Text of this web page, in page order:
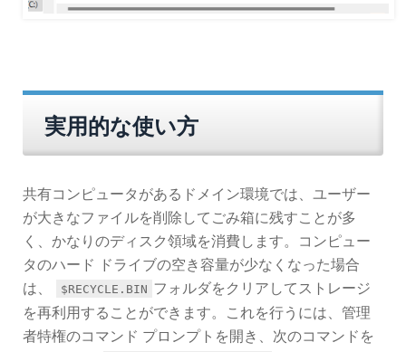
実用的な使い方
共有コンピュータがあるドメイン環境では、ユーザー
が大きなファイルを削除してごみ箱に残すことが多
く、かなりのディスク領域を消費します。コンピュー
タのハード ドライブの空き容量が少なくなった場合
は、
$RECYCLE.BIN フォルダをクリアしてストレージ
を再利用することができます。これを行うには、管理
者特権のコマンド プロンプトを開き、次のコマンドを